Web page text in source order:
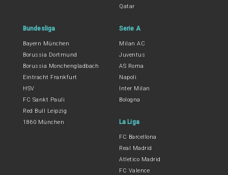
Qatar
Bundesliga
Bayern München
Borussia Dortmund
Borussia Monchengladbach
Eintracht Frankfurt
HSV
FC Sankt Pauli
Red Bull Leipzig
1860 München
Serie A
Milan AC
Juventus
AS Roma
Napoli
Inter Milan
Bologna
La Liga
FC Barcellona
Real Madrid
Atletico Madrid
FC Valence